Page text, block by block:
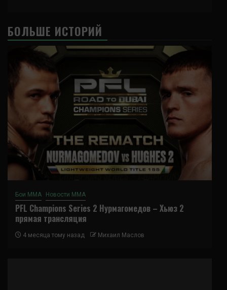
БОЛЬШЕ ИСТОРИЙ
Бои ММА Новости ММА
PFL Champions Series 2 Нурмагомедов – Хьюз 2
прямая трансляция
4 месяца тому назад Михаил Маслов